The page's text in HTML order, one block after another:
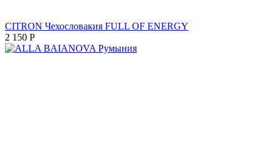
CITRON Чехословакия FULL OF ENERGY
2 150 Р